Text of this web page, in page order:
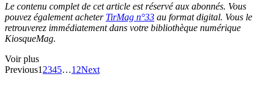
Le contenu complet de cet article est réservé aux abonnés. Vous
pouvez également acheter TirMag n°33 au format digital. Vous le
retrouverez immédiatement dans votre bibliothèque numérique
KiosqueMag.
Voir plus
Previous1 2345…12Next